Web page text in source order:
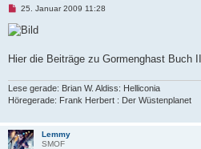
U
g
e
e
s
e
r
e
i
t
25. Januar 2009 11:28
Hier die Beiträge zu Gormenghast Buch
Lese gerade: Brian W. Aldiss: Helliconia
Höregerade: Frank Herbert : Der Wüstenplanet
Lemmy
SMOF